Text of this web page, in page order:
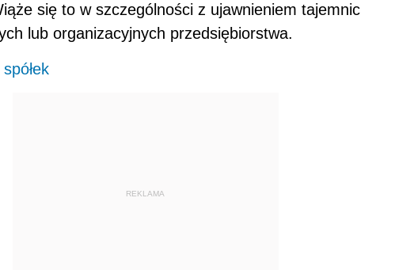
się to w szczególności z ujawnieniem tajemnic
lub organizacyjnych przedsiębiorstwa.
REKLAMA